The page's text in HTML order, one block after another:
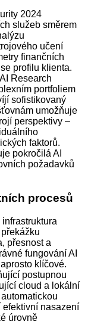
2024
služeb směrem
učení
finančních
profilu klienta.
Research
portfoliem
sofistikovaný
umožňuje
perspektivy –
faktorů.
pokročilá AI
požadavků
procesů
přesnost a
fungování AI
klíčové.
postupnou
cloud a lokální
efektivní nasazení
úrovně